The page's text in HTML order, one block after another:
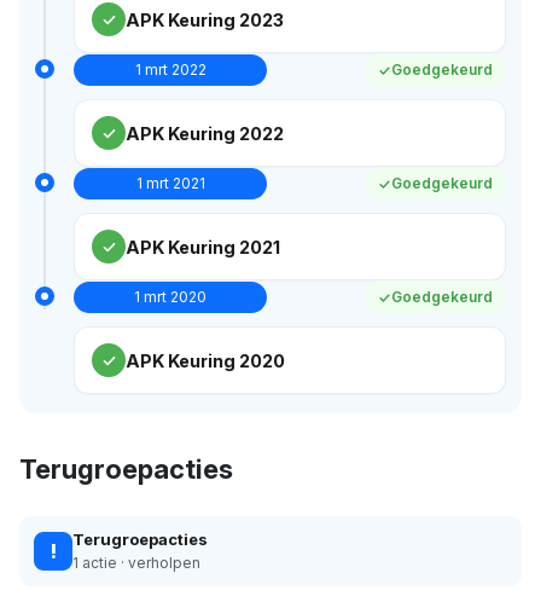
APK Keuring 2023
1 mrt 2022 Goedgekeurd
APK Keuring 2022
1 mrt 2021 Goedgekeurd
APK Keuring 2021
1 mrt 2020 Goedgekeurd
APK Keuring 2020
Terugroepacties
! Terugroepacties
1 actie · verholpen